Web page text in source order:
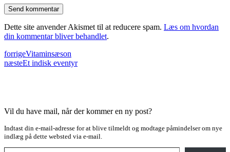
Dette site anvender Akismet til at reducere spam. Læs om hvordan
din kommentar bliver behandlet.
forrigeVitaminsæson
næsteEt indisk eventyr
Vil du have mail, når der kommer en ny post?
Indtast din e-mail-adresse for at blive tilmeldt og modtage påmindelser om nye
indlæg på dette websted via e-mail.
Type your email…